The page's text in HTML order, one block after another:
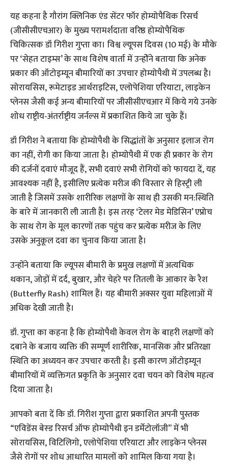
यह कहना है गौरांग क्लिनिक एंड सेंटर फॉर होम्योपैथिक रिसर्च
(जीसीसीएचआर) के मुख्य परामर्शदाता वरिष्ठ होम्योपैथिक
चिकित्सक डॉ गिरीश गुप्ता का। विश्व ल्यूपस दिवस (10 मई) के मौके
पर ‘सेहत टाइम्स’ के साथ विशेष वार्ता में उन्होेंने बताया कि अनेक
प्रकार की ऑटोइम्यून बीमारियों का उपचार होम्योपैथी में उपलब्ध है।
सोरायसिस, रूमेटाइड आर्थराइटिस, एलोपेशिया एरियाटा, लाइकेन
प्लेनस जैसी कई अन्य बीमारियों पर जीसीसीएचआर में किये गये उनके
शोध राष्ट्रीय-अंतर्राष्ट्रीय जर्नल्स में प्रकाशित किये जा चुके हैं।
डॉ गिरीश ने बताया कि होम्योपैथी के सिद्धांतों के अनुसार इलाज रोग
का नहीं, रोगी का किया जाता है। होम्योपैथी में एक ही प्रकार के रोग
की दर्जनों दवाएं मौजूद हैं, सभी दवाएं सभी रोगियों को फायदा दें, यह
आवश्यक नहीं है, इसीलिए प्रत्येक मरीज की विस्तार से हिस्ट्री ली
जाती है जिसमें उसके शारीरिक लक्षणों के साथ ही उसकी मन:स्थिति
के बारे में जानकारी ली जाती है। इस तरह ‘टेलर मेड मेडिसिन’ एप्रोच
के साथ रोग के मूल कारणों तक पहुंच कर प्रत्येक मरीज के लिए
उसके अनुकूल दवा का चुनाव किया जाता है।
उन्होंने बताया कि ल्यूपस बीमारी के प्रमुख लक्षणों में अत्यधिक
थकान, जोड़ों में दर्द, बुखार, और चेहरे पर तितली के आकार के रैश
(Butterfly Rash) शामिल हैं। यह बीमारी अक्सर युवा महिलाओं में
अधिक देखी जाती है।
डॉ. गुप्ता का कहना है कि होम्योपैथी केवल रोग के बाहरी लक्षणों को
दबाने के बजाय व्यक्ति की सम्पूर्ण शारीरिक, मानसिक और प्रतिरक्षा
स्थिति का अध्ययन कर उपचार करती है। इसी कारण ऑटोइम्यून
बीमारियों में व्यक्तिगत प्रकृति के अनुसार दवा चयन को विशेष महत्व
दिया जाता है।
आपको बता दें कि डॉ. गिरीश गुप्ता द्वारा प्रकाशित अपनी पुस्तक
“एविडेंस बेस्ड रिसर्च ऑफ होम्योपैथी इन डर्मेटोलॉजी” में भी
सोरायसिस, विटिलिगो, एलोपेशिया एरियाटा और लाइकेन प्लेनस
जैसे रोगों पर शोध आधारित मामलों को शामिल किया गया है।